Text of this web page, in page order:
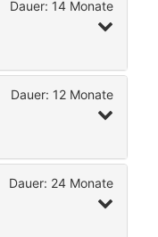
Dauer: 14 Monate
Dauer: 12 Monate
Dauer: 24 Monate